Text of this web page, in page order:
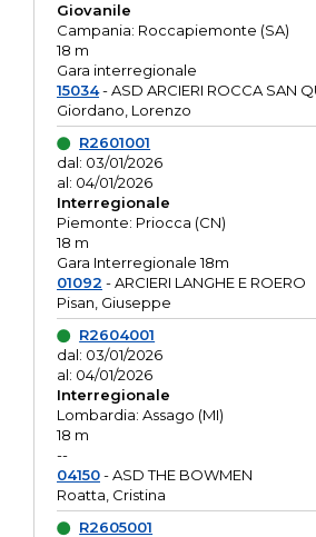
Giovanile
Campania: Roccapiemonte (SA)
18 m
Gara interregionale
15034- ASD ARCIERI ROCCA SAN
Giordano, Lorenzo
R2601001
dal: 03/01/2026
al: 04/01/2026
Interregionale
Piemonte: Priocca (CN)
18 m
Gara Interregionale 18m
01092 - ARCIERI LANGHE E ROERO
Pisan, Giuseppe
R2604001
dal: 03/01/2026
al: 04/01/2026
Interregionale
Lombardia: Assago (MI)
18 m
--
04150- ASD THE BOWMEN
Roatta, Cristina
R2605001